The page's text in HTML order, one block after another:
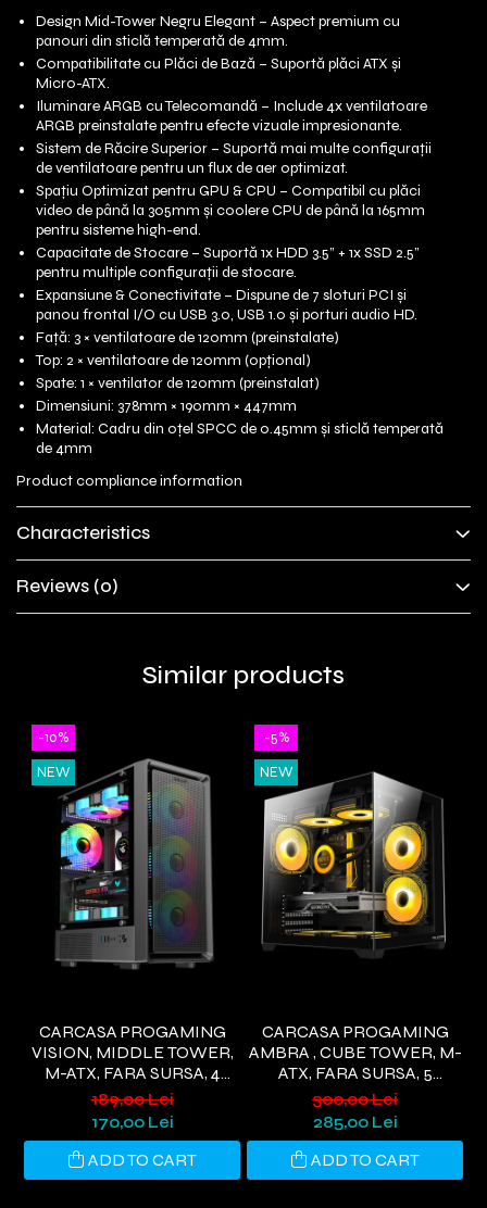
Design Mid-Tower Negru Elegant – Aspect premium cu
panouri din sticlă temperată de 4mm.
Compatibilitate cu Plăci de Bază – Suportă plăci ATX și
Micro-ATX.
Iluminare ARGB cu Telecomandă – Include 4x ventilatoare
ARGB preinstalate pentru efecte vizuale impresionante.
Sistem de Răcire Superior – Suportă mai multe configurații
de ventilatoare pentru un flux de aer optimizat.
Spațiu Optimizat pentru GPU & CPU – Compatibil cu plăci
video de până la 305mm și coolere CPU de până la 165mm
pentru sisteme high-end.
Capacitate de Stocare – Suportă 1x HDD 3.5” + 1x SSD 2.5”
pentru multiple configurații de stocare.
Expansiune & Conectivitate – Dispune de 7 sloturi PCI și
panou frontal I/O cu USB 3.0, USB 1.0 și porturi audio HD.
Față: 3 × ventilatoare de 120mm (preinstalate)
Top: 2 × ventilatoare de 120mm (opțional)
Spate: 1 × ventilator de 120mm (preinstalat)
Dimensiuni: 378mm × 190mm × 447mm
Material: Cadru din oțel SPCC de 0.45mm și sticlă temperată
de 4mm
Product compliance information
Characteristics
Reviews (0)
Similar products
-10%
NEW
CARCASA PROGAMING
VISION, MIDDLE TOWER,
M-ATX, FARA SURSA, 4
VENTILATOARE RGB,
NEGRU
189,00 Lei
170,00 Lei
ADD TO CART
-5%
NEW
CARCASA PROGAMING
AMBRA , CUBE TOWER, M-
ATX, FARA SURSA, 5
VENTILATOARE ARGB,
NEGRU
300,00 Lei
285,00 Lei
ADD TO CART